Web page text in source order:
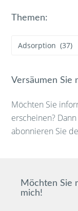
Themen:
Themen:
Versäumen Sie
Möchten Sie
erscheinen?
abonnieren Sie
Möchten Sie
mich!